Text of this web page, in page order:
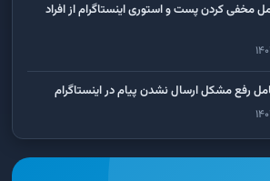
مخفی کردن پست و استوری اینستاگرام از افراد
۰۳
رفع مشکل ارسال نشدن پیام در اینستاگرام
۰۳